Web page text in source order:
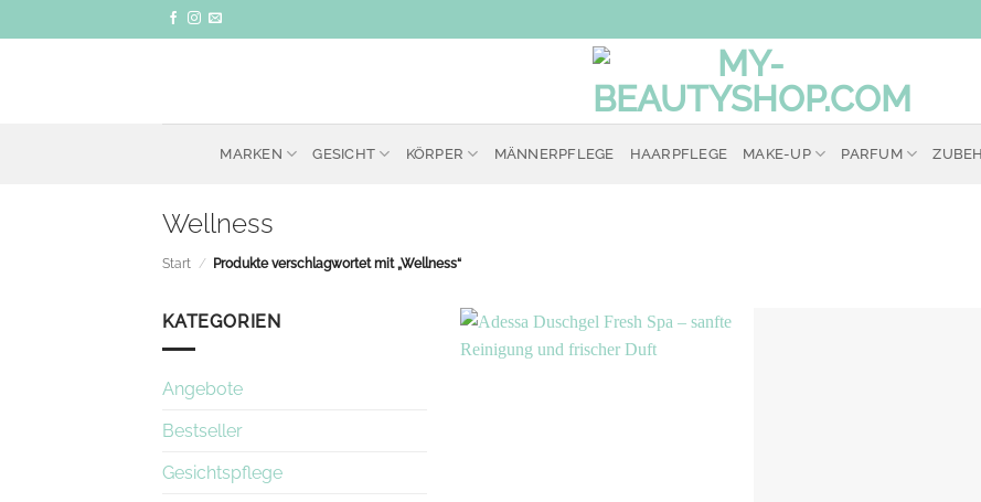
Inhalt
MARKEN GESICHT KÖRPER MÄNNERPFLEGE HAARPFLEGE MAKE-UP PARFUM
Wellness
Start / Produkte verschlagwortet mit „Wellness“
KATEGORIEN
Angebote
Bestseller
Gesichtspflege